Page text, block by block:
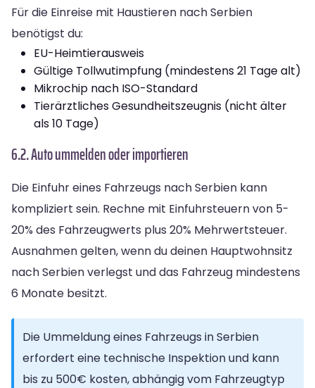
Für die Einreise mit Haustieren nach Serbien
benötigst du:
EU-Heimtierausweis
Gültige Tollwutimpfung (mindestens 21 Tage alt)
Mikrochip nach ISO-Standard
Tierärztliches Gesundheitszeugnis (nicht älter
als 10 Tage)
6.2. Auto ummelden oder importieren
Die Einfuhr eines Fahrzeugs nach Serbien kann
kompliziert sein. Rechne mit Einfuhrsteuern von 5-
20% des Fahrzeugwerts plus 20% Mehrwertsteuer.
Ausnahmen gelten, wenn du deinen Hauptwohnsitz
nach Serbien verlegst und das Fahrzeug mindestens
6 Monate besitzt.
Die Ummeldung eines Fahrzeugs in Serbien
erfordert eine technische Inspektion und kann
bis zu 500€ kosten, abhängig vom Fahrzeugtyp